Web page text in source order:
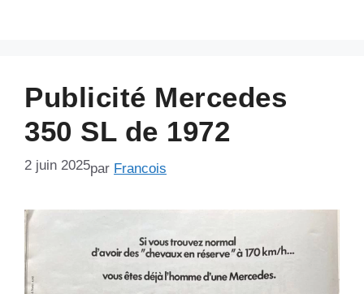
Publicité Mercedes
350 SL de 1972
2 juin 2025par Francois